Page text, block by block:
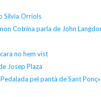
Silvia Orriols
Cotrina parla de John
no hem vist
Josep Plaza
pel pantà de Sant